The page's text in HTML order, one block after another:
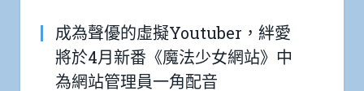
成為聲優的虛擬Youtuber，絆愛
將於4月新番《魔法少女網站》中
為網站管理員一角配音